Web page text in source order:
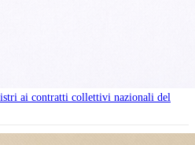
ai contratti collettivi nazionali del